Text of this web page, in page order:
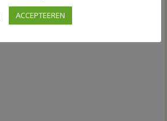
ACCEPTEEREN